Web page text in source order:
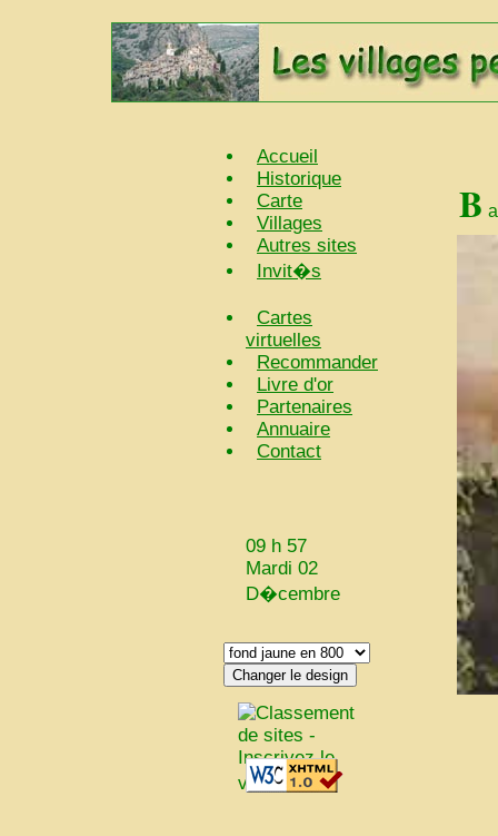
Accueil
Historique
Carte
Villages
Autres sites
Invit�s
Cartes
virtuelles
Recommander
Livre d'or
Partenaires
Annuaire
Contact
09 h 57
Mardi 02
D�cembre
B